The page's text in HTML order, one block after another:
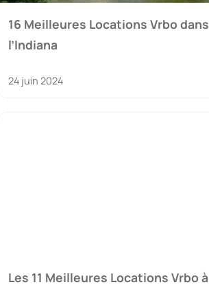
16 Meilleures Locations Vrbo dans
l’Indiana
24 juin 2024
Les 11 Meilleures Locations Vrbo à